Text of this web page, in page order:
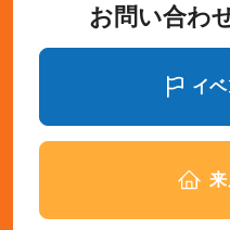
お問い合わ
イ